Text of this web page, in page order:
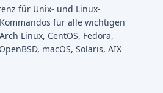
für Unix- und Linux-
für alle wichtigen
Linux, CentOS, Fedora,
macOS, Solaris, AIX